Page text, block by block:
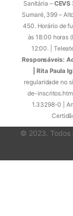
Sanitária –
Sumaré, 399 –
450. Horário de
às 18:00 horas
12:00. |
Responsáveis:
| Rita Paula
regularidade no
de-
1.33298-0 |
© 2023. Todos